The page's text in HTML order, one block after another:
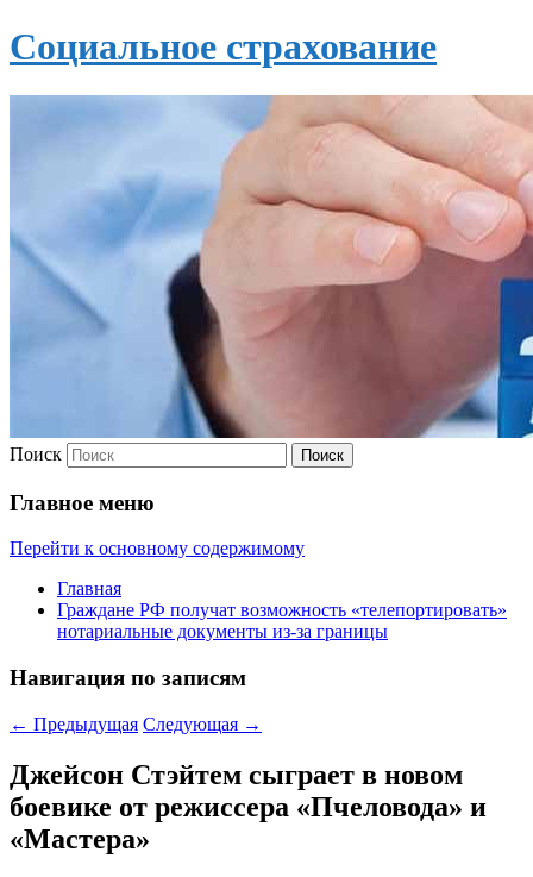
Социальное страхование
Поиск
Главное меню
Перейти к основному содержимому
Главная
Граждане РФ получат возможность «телепортировать»
нотариальные документы из-за границы
Навигация по записям
← Предыдущая Следующая →
Джейсон Стэйтем сыграет в новом
боевике от режиссера «Пчеловода» и
«Мастера»